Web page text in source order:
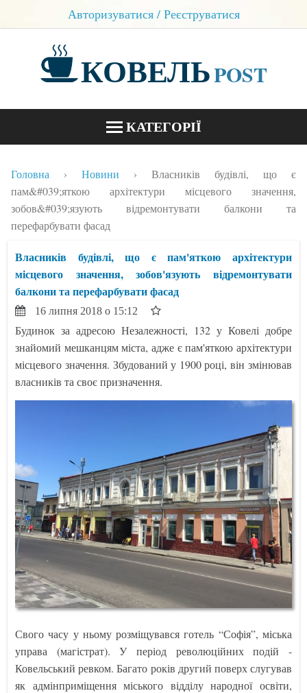
Авторизуватися / Реєструватися
КОВЕЛЬPOST
КАТЕГОРІЇ
БЛОГИ
КОНТАКТИ
Головна Новини
Власників будівлі, що є
пам&#039;яткою архітектури місцевого значення,
зобов&#039;язують відремонтувати балкони та
перефарбувати фасад
Власників будівлі, що є пам'яткою архітектури
місцевого значення, зобов'язують відремонтувати
балкони та перефарбувати фасад
16 липня 2018 о 15:12
Будинок за адресою Незалежності, 132 у Ковелі добре
знайомий мешканцям міста, адже є пам'яткою архітектури
місцевого значення. Збудований у 1900 році, він змінював
власників та своє призначення.
Свого часу у ньому розміщувався готель “Софія”, міська
управа (магістрат). У період революційних подій -
Ковельський ревком. Багато років другий поверх слугував
як адмінприміщення міського відділу народної освіти,